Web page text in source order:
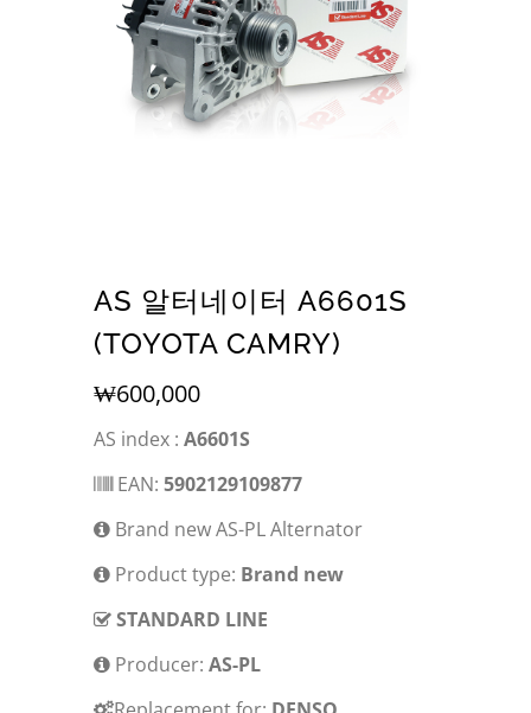
AS 알터네이터 A6601S
(TOYOTA CAMRY)
₩600,000
AS index : A6601S
EAN: 5902129109877
Brand new AS-PL Alternator
Product type: Brand new
STANDARD LINE
Producer: AS-PL